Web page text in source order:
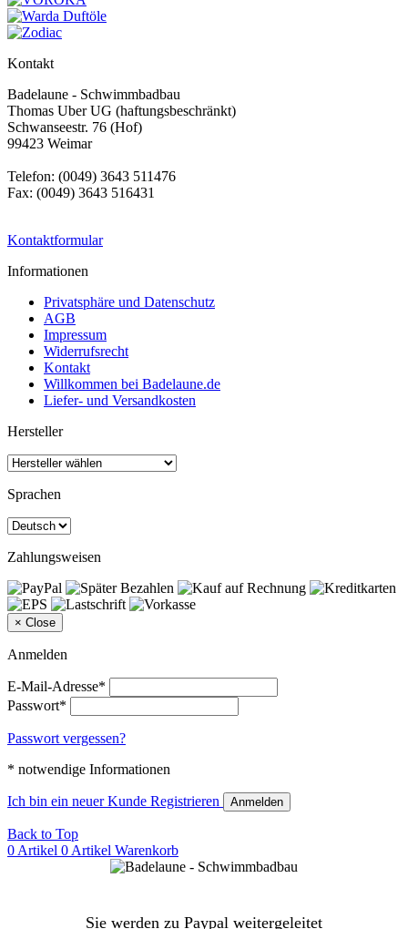
Kontakt
Badelaune - Schwimmbadbau
Thomas Uber UG (haftungsbeschränkt)
Schwanseestr. 76 (Hof)
99423 Weimar
Telefon: (0049) 3643 511476
Fax: (0049) 3643 516431
Kontaktformular
Informationen
Privatsphäre und Datenschutz
AGB
Impressum
Widerrufsrecht
Kontakt
Willkommen bei Badelaune.de
Liefer- und Versandkosten
Hersteller
Sprachen
Zahlungsweisen
× Close
Anmelden
E-Mail-Adresse*
Passwort*
Passwort vergessen?
* notwendige Informationen
Ich bin ein neuer Kunde Registrieren Anmelden
Back to Top
0 Artikel 0 Artikel Warenkorb
Sie werden zu Paypal weitergeleitet